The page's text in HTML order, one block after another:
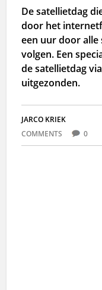
De satellietdag
door het
een uur door
volgen. Een
de satellietdag
uitgezonden.
JARCO KRIEK
COMMENTS
0